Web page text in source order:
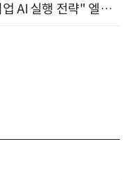
"AI ROI 시대, 투자 성과 높이는 기업 AI 실행 전략" 엘타워 6층 (9월 18일)